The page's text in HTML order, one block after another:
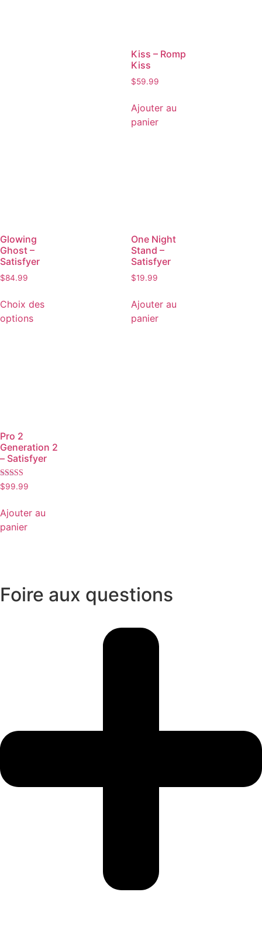
Kiss – Romp
Kiss
$59.99
Ajouter au
panier
Glowing
Ghost –
Satisfyer
$84.99
Choix des
options
One Night
Stand –
Satisfyer
$19.99
Ajouter au
panier
Pro 2
Generation 2
– Satisfyer
Note
3.00
$99.99
Ajouter au
panier
Foire aux questions